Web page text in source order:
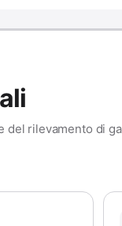
del rilevamento di